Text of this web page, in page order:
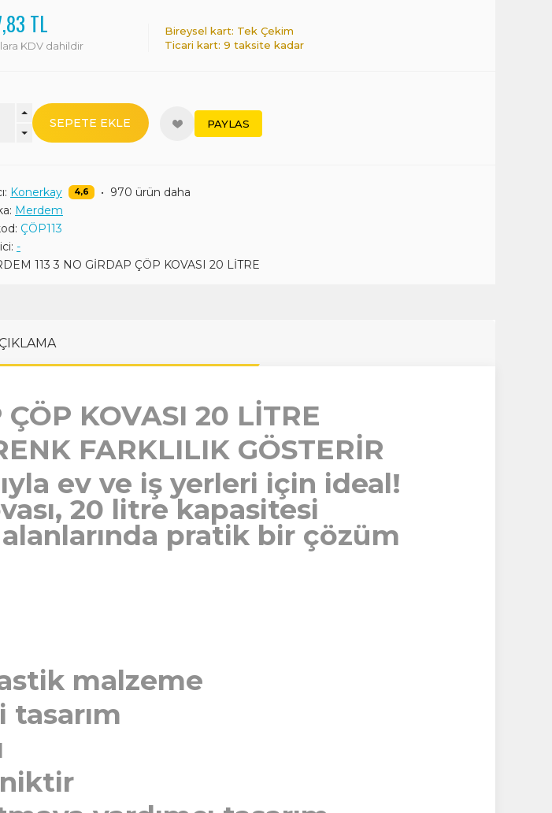
TL
KDV dahildir
Bireysel kart: Tek Çekim
Ticari kart: 9 taksite kadar
SEPETE EKLE PAYLAS
Konerkay 4,6 • 970 ürün daha
Merdem
ÇÖP113
-
113 3 NO GİRDAP ÇÖP KOVASI 20 LİTRE
KOVASI 20 LİTRE
FARKLILIK GÖSTERİR
ev ve iş yerleri için ideal!
20 litre kapasitesi
pratik bir çözüm
malzeme